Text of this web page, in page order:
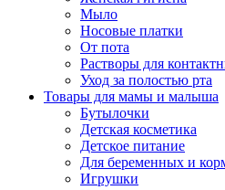
Мыло
Носовые платки
От пота
Растворы для
Уход за полостью рта
Товары для мамы и малыша
Бутылочки
Детская косметика
Детское питание
Для беременных и
Игрушки